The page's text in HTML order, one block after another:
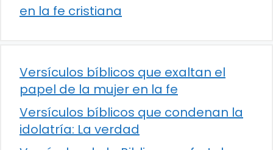
en la fe cristiana
Versículos bíblicos que exaltan el
papel de la mujer en la fe
Versículos bíblicos que condenan la
idolatría: La verdad